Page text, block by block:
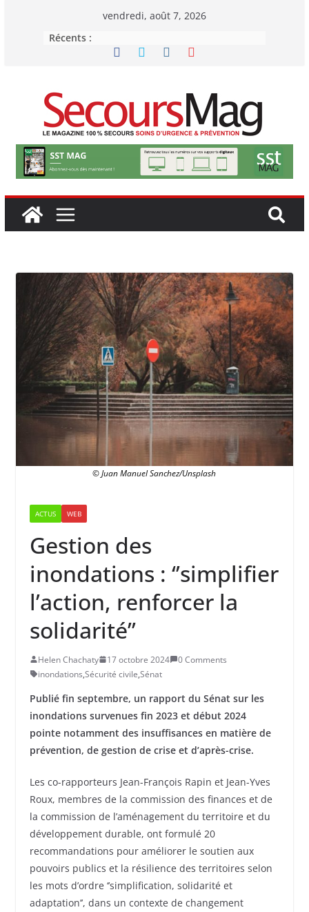
vendredi, août 7, 2026
Récents :
© Juan Manuel Sanchez/Unsplash
ACTUS WEB
Gestion des
inondations : ‘’simplifier
l’action, renforcer la
solidarité’’
Helen Chachaty 17 octobre 2024
0 Comments
inondations,Sécurité civile,Sénat
Publié fin septembre, un rapport du Sénat sur les
inondations survenues fin 2023 et début 2024
pointe notamment des insuffisances en matière de
prévention, de gestion de crise et d’après-crise.
Les co-rapporteurs Jean-François Rapin et Jean-Yves
Roux, membres de la commission des finances et de
la commission de l’aménagement du territoire et du
développement durable, ont formulé 20
recommandations pour améliorer le soutien aux
pouvoirs publics et la résilience des territoires selon
les mots d’ordre ‘’simplification, solidarité et
adaptation’’, dans un contexte de changement